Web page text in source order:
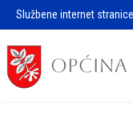
Službene internet